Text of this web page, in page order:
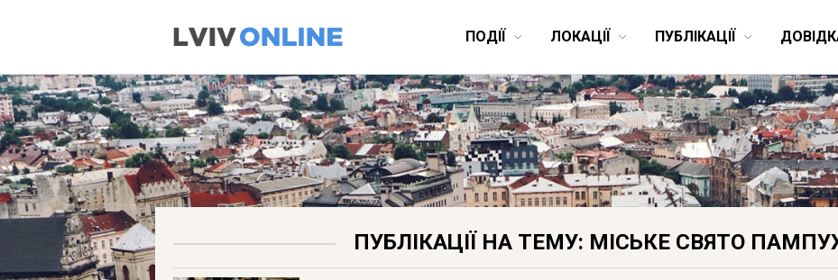
ПОДІЇ ЛОКАЦІЇ ПУБЛІКАЦІЇ
ПУБЛІКАЦІЇ НА ТЕМУ: МІСЬКЕ СВЯТО